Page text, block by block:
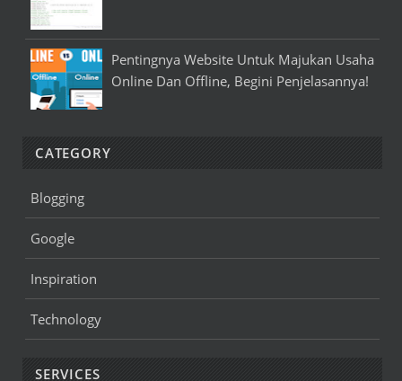
Pentingnya Website Untuk Majukan Usaha
Online Dan Offline, Begini Penjelasannya!
CATEGORY
Blogging
Google
Inspiration
Technology
SERVICES